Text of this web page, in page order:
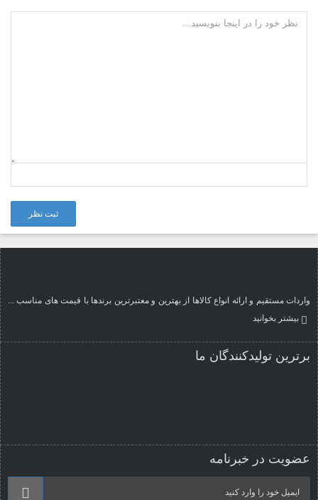
ثبت نظر
واردات مستقیم و ارائه انواع کالاها از بهترین و معتبرترین برندها با قیمت های مناسب ...
بیشتر بخوانید
برترین تولیدکنندگان ما
عضویت در خبرنامه